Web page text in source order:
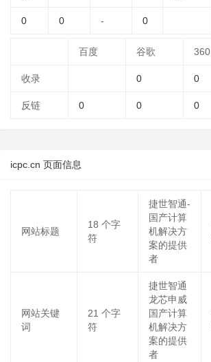
0 0 - 0
百度 谷歌 360
收录 0 0
反链 0 0 0
icpc.cn 页面信息
网站标题
18 个字
符
捷世智通-
国产计算
机解决方
案的提供
者
网站关键
词
21 个字
符
捷世智通
龙芯申威
国产计算
机解决方
案的提供
者